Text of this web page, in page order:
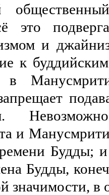
это
и
к
в
и
Будды;
Будды,
значимости, в